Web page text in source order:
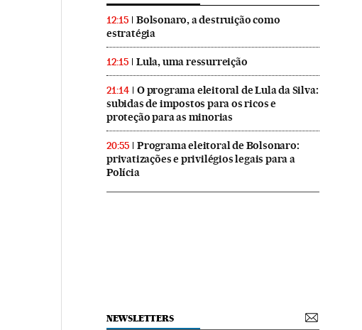
12:15
Bolsonaro, a destruição como
estratégia
12:15 Lula, uma ressurreição
21:14
O programa eleitoral de Lula da Silva:
subidas de impostos para os ricos e
proteção para as minorias
20:55
Programa eleitoral de Bolsonaro:
privatizações e privilégios legais para a
Polícia
NEWSLETTERS